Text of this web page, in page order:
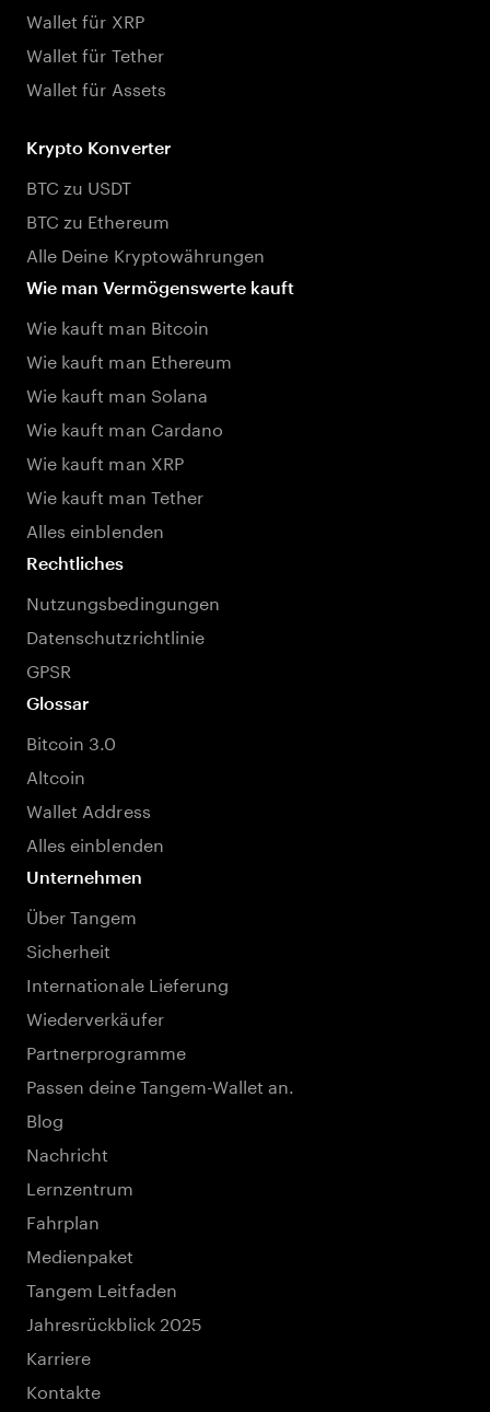
Wallet für XRP
Wallet für Tether
Wallet für Assets
Krypto Konverter
BTC zu USDT
BTC zu Ethereum
Alle Deine Kryptowährungen
Wie man Vermögenswerte kauft
Wie kauft man Bitcoin
Wie kauft man Ethereum
Wie kauft man Solana
Wie kauft man Cardano
Wie kauft man XRP
Wie kauft man Tether
Alles einblenden
Rechtliches
Nutzungsbedingungen
Datenschutzrichtlinie
GPSR
Glossar
Bitcoin 3.0
Altcoin
Wallet Address
Alles einblenden
Unternehmen
Über Tangem
Sicherheit
Internationale Lieferung
Wiederverkäufer
Partnerprogramme
Passen deine Tangem-Wallet an.
Blog
Nachricht
Lernzentrum
Fahrplan
Medienpaket
Tangem Leitfaden
Jahresrückblick 2025
Karriere
Kontakte